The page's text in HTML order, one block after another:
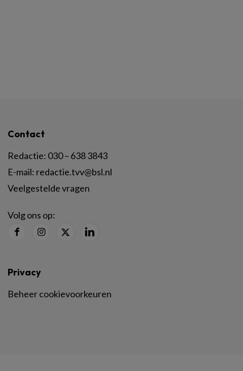
Contact
Redactie: 030 – 638 3843
E-mail: redactie.tvv@bsl.nl
Veelgestelde vragen
Volg ons op:
Privacy
Beheer cookievoorkeuren